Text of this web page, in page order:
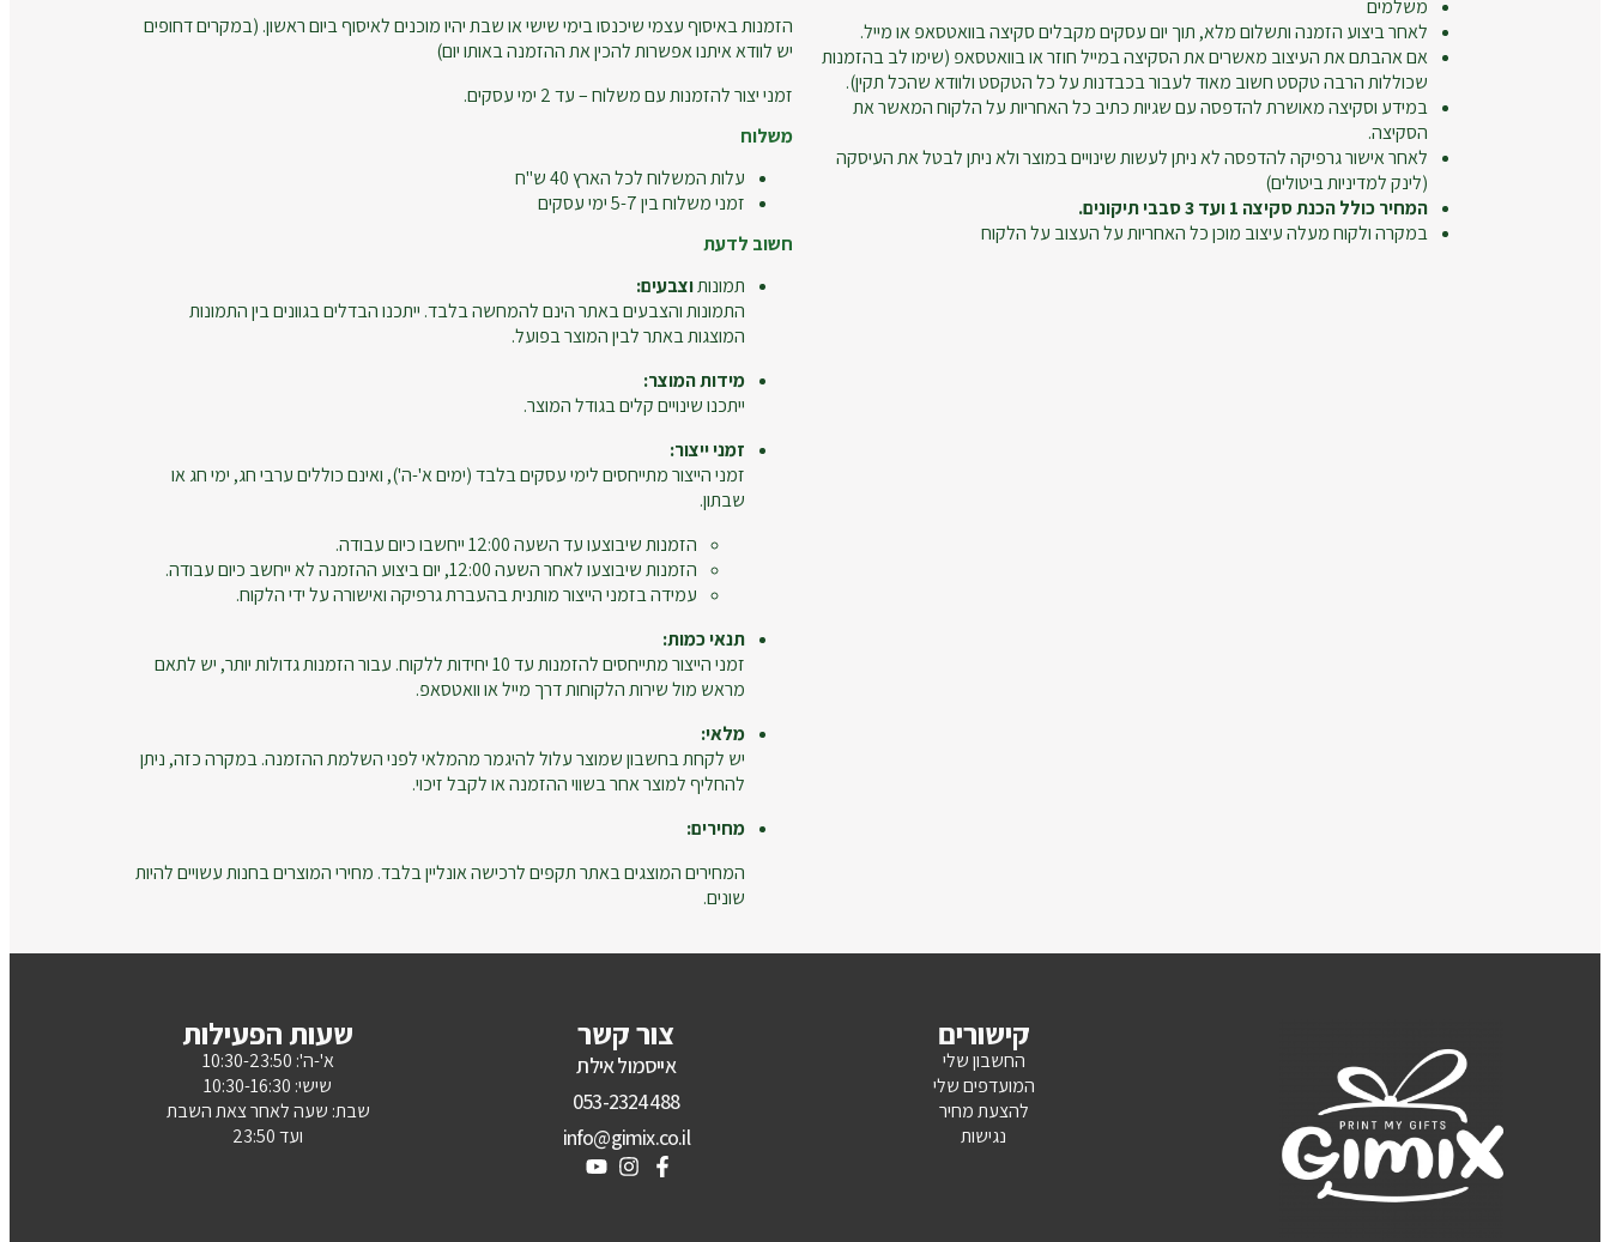
משלמים
לאחר ביצוע הזמנה ותשלום מלא, תוך יום עסקים מקבלים סקיצה בוואטסאפ או מייל.
אם אהבתם את העיצוב מאשרים את הסקיצה במייל חוזר או בוואטסאפ (שימו לב בהזמנות
שכוללות הרבה טקסט חשוב מאוד לעבור בכבדנות על כל הטקסט ולוודא שהכל תקין).
במידע וסקיצה מאושרת להדפסה עם שגיות כתיב כל האחריות על הלקוח המאשר את
הסקיצה.
לאחר אישור גרפיקה להדפסה לא ניתן לעשות שינויים במוצר ולא ניתן לבטל את העיסקה
(לינק למדיניות ביטולים)
המחיר כולל הכנת סקיצה 1 ועד 3 סבבי תיקונים.
במקרה ולקוח מעלה עיצוב מוכן כל האחריות על העצוב על הלקוח
הזמנות באיסוף עצמי שיכנסו בימי שישי או שבת יהיו מוכנים לאיסוף ביום ראשון. (במקרים דחופים
יש לוודא איתנו אפשרות להכין את ההזמנה באותו יום)
זמני יצור להזמנות עם משלוח – עד 2 ימי עסקים.
משלוח
עלות המשלוח לכל הארץ 40 ש"ח
זמני משלוח בין 5-7 ימי עסקים
חשוב לדעת
תמונותוצבעים:
התמונות והצבעים באתר הינם להמחשה בלבד. ייתכנו הבדלים בגוונים בין התמונות
המוצגות באתר לבין המוצר בפועל.
מידות המוצר:
ייתכנו שינויים קלים בגודל המוצר.
זמני ייצור:
זמני הייצור מתייחסים לימי עסקים בלבד (ימים א'-ה'), ואינם כוללים ערבי חג, ימי חג או
שבתון.
הזמנות שיבוצעו עד השעה 12:00 ייחשבו כיום עבודה.
הזמנות שיבוצעו לאחר השעה 12:00, יום ביצוע ההזמנה לא ייחשב כיום עבודה.
עמידה בזמני הייצור מותנית בהעברת גרפיקה ואישורה על ידי הלקוח.
תנאי כמות:
זמני הייצור מתייחסים להזמנות עד 10 יחידות ללקוח. עבור הזמנות גדולות יותר, יש לתאם
מראש מול שירות הלקוחות דרך מייל או וואטסאפ.
מלאי:
יש לקחת בחשבון שמוצר עלול להיגמר מהמלאי לפני השלמת ההזמנה. במקרה כזה, ניתן
להחליף למוצר אחר בשווי ההזמנה או לקבל זיכוי.
מחירים:
המחירים המוצגים באתר תקפים לרכישה אונליין בלבד. מחירי המוצרים בחנות עשויים להיות
שונים.
קישורים
החשבון שלי
המועדפים שלי
להצעת מחיר
נגישות
צור קשר
אייסמול אילת
053-2324488
info@gimix.co.il
שעות הפעילות
א'-ה': 10:30-23:50
שישי: 10:30-16:30
שבת: שעה לאחר צאת השבת
ועד 23:50